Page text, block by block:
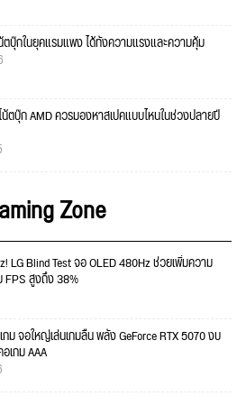
ตบุ๊กในยุคแรมแพง ได้ทั้งความแรงและความคุ้ม
ตบุ๊ก AMD ควรมองหาสเปคแบบไหนในช่วงปลายปี
Zone
LG Blind Test จอ OLED 480Hz ช่วยเพิ่มความ
FPS สูงถึง 38%
กม จอใหญ่เล่นเกมลื่น พลัง GeForce RTX 5070 งบ
เกม AAA